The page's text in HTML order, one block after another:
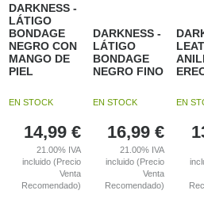
DARKNESS -
LÁTIGO
BONDAGE
NEGRO CON
MANGO DE
PIEL
EN STOCK
14,99 €
21.00% IVA
incluido (Precio
Venta
Recomendado)
DARKNESS -
LÁTIGO
BONDAGE
NEGRO FINO
EN STOCK
16,99 €
21.00% IVA
incluido (Precio
Venta
Recomendado)
EN